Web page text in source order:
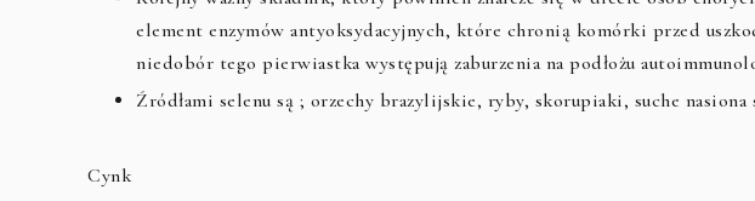
element enzymów antyoksydacyjnych, które chronią komórki przed
niedobór tego pierwiastka występują zaburzenia na podłożu
Źródłami selenu są ; orzechy brazylijskie, ryby, skorupiaki, suche nasiona
Cynk